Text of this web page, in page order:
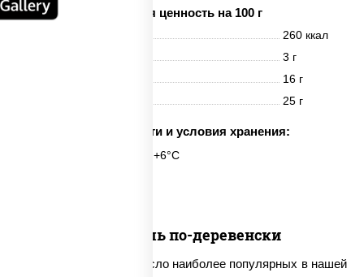
Пищевая ценность на 100 г
260 ккал
3 г
16 г
25 г
Срок годности и условия хранения:
6 часов при t° от +2°C до +6°C
Картофель по-деревенски
Картофель входит в число наиболее популярных в нашей